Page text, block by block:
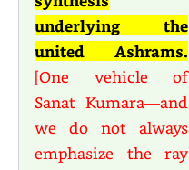
underlying the
united Ashrams.
[One vehicle of
Sanat Kumara—and
we do not always
emphasize the ray